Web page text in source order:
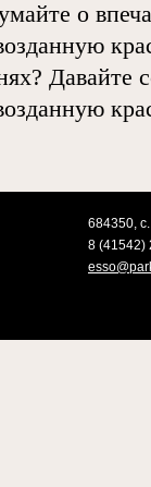
о
Давайте
684350,
8 (41542)